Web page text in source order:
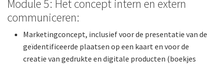
Module 5: Het concept intern en extern
communiceren:
Marketingconcept, inclusief voor de presentatie van de
geïdentificeerde plaatsen op een kaart en voor de
creatie van gedrukte en digitale producten (boekjes